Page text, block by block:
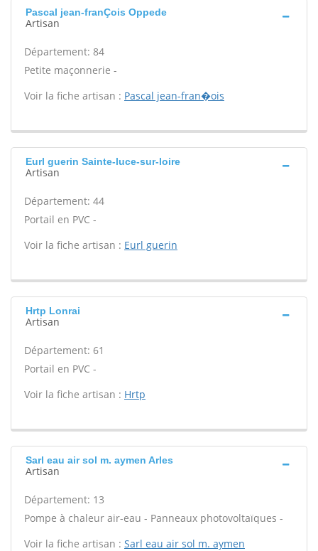
Pascal jean-franÇois Oppede
Artisan
Département: 84
Petite maçonnerie -
Voir la fiche artisan : Pascal jean-fran�ois
Eurl guerin Sainte-luce-sur-loire
Artisan
Département: 44
Portail en PVC -
Voir la fiche artisan : Eurl guerin
Hrtp Lonrai
Artisan
Département: 61
Portail en PVC -
Voir la fiche artisan : Hrtp
Sarl eau air sol m. aymen Arles
Artisan
Département: 13
Pompe à chaleur air-eau - Panneaux photovoltaïques -
Voir la fiche artisan : Sarl eau air sol m. aymen